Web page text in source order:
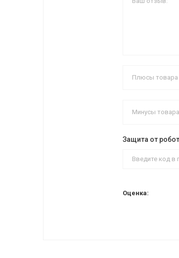
Защита от
Оценка: